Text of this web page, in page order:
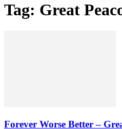
Tag: Great
Forever Worse Better –